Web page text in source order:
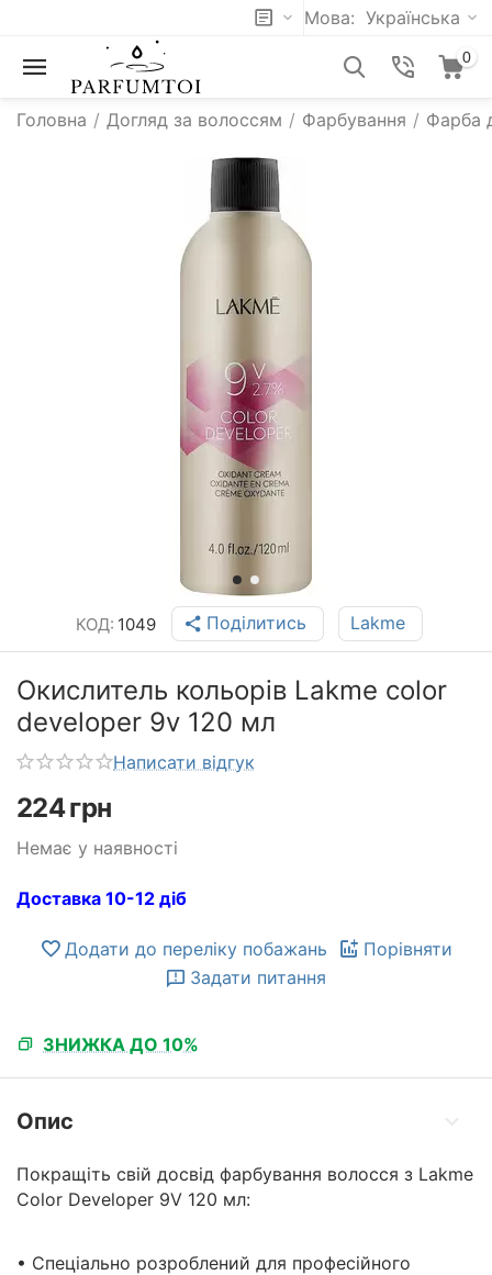
Мова: Українська
0
Головна / Догляд за волоссям / Фарбування / Фарба
КОД: 1049 Поділитись Lakme
Окислитель кольорів Lakme color
developer 9v 120 мл
Написати відгук
224грн
Немає у наявності
Доставка 10-12 діб
Додати до переліку побажань
Порівняти
Задати питання
ЗНИЖКА ДО 10%
Опис
Покращіть свій досвід фарбування волосся з Lakme
Color Developer 9V 120 мл:
• Спеціально розроблений для професійного